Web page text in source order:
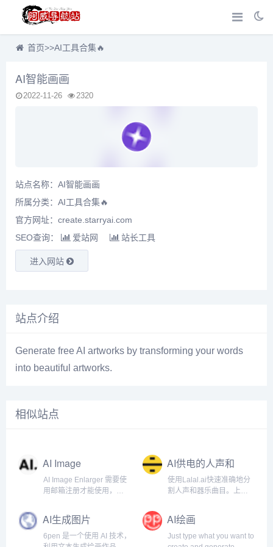
首页>>AI工具合集🔥
AI智能画画
2022-11-26 2320
站点名称：AI智能画画
所属分类： AI工具合集🔥
官方网址：create.starryai.com
SEO查询：
爱站网 站长工具
进入网站
站点介绍
Generate free AI artworks by transforming your words
into beautiful artworks.
相似站点
AI Image
Enlarger
AI Image Enlarger 需要使
用邮箱注册才能使用，注
额度。
AI供电的人声和
器乐曲目清除器
使用Lalal.ai快速准确地分
割人声和器乐曲目。上传
内接收高质量的提取曲
目。.
AI生成图片
6pen 是一个使用 AI 技术，
AI绘画
Just type what you want to